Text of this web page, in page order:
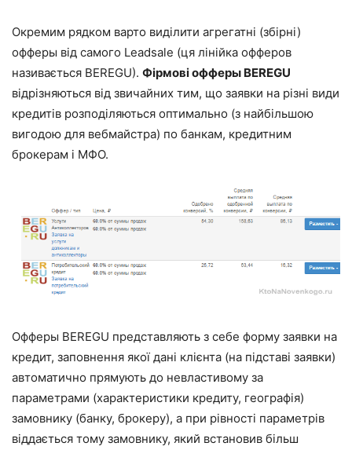
Окремим рядком варто виділити агрегатні (збірні)
офферы від самого Leadsale (ця лінійка офферов
називається BEREGU). Фірмові офферы BEREGU
відрізняються від звичайних тим, що заявки на різні види
кредитів розподіляються оптимально (з найбільшою
вигодою для вебмайстра) по банкам, кредитним
брокерам і МФО.
Офферы BEREGU представляють з себе форму заявки на
кредит, заповнення якої дані клієнта (на підставі заявки)
автоматично прямують до невластивому за
параметрами (характеристики кредиту, географія)
замовнику (банку, брокеру), а при рівності параметрів
віддається тому замовнику, який встановив більш